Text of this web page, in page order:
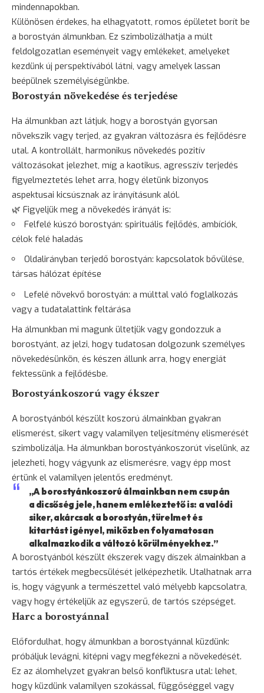
mindennapokban.
Különösen érdekes, ha elhagyatott, romos épületet borít be
a borostyán álmunkban. Ez szimbolizálhatja a múlt
feldolgozatlan eseményeit vagy emlékeket, amelyeket
kezdünk új perspektívából látni, vagy amelyek lassan
beépülnek személyiségünkbe.
Borostyán növekedése és terjedése
Ha álmunkban azt látjuk, hogy a borostyán gyorsan
növekszik vagy terjed, az gyakran változásra és fejlődésre
utal. A kontrollált, harmonikus növekedés pozitív
változásokat jelezhet, míg a kaotikus, agresszív terjedés
figyelmeztetés lehet arra, hogy életünk bizonyos
aspektusai kicsúsznak az irányításunk alól.
🌿 Figyeljük meg a növekedés irányát is:
Felfelé kúszó borostyán: spirituális fejlődés, ambíciók,
célok felé haladás
Oldalirányban terjedő borostyán: kapcsolatok bővülése,
társas hálózat építése
Lefelé növekvő borostyán: a múlttal való foglalkozás
vagy a tudatalattink feltárása
Ha álmunkban mi magunk ültetjük vagy gondozzuk a
borostyánt, az jelzi, hogy tudatosan dolgozunk személyes
növekedésünkön, és készen állunk arra, hogy energiát
fektessünk a fejlődésbe.
Borostyánkoszorú vagy ékszer
A borostyánból készült koszorú álmainkban gyakran
elismerést, sikert vagy valamilyen teljesítmény elismerését
szimbolizálja. Ha álmunkban borostyánkoszorút viselünk, az
jelezheti, hogy vágyunk az elismerésre, vagy épp most
értünk el valamilyen jelentős eredményt.
„A borostyánkoszorú álmainkban nem csupán
a dicsőség jele, hanem emlékeztető is: a valódi
siker, akárcsak a borostyán, türelmet és
kitartást igényel, miközben folyamatosan
alkalmazkodik a változó körülményekhez.”
A borostyánból készült ékszerek vagy díszek álmainkban a
tartós értékek megbecsülését jelképezhetik. Utalhatnak arra
is, hogy vágyunk a természettel való mélyebb kapcsolatra,
vagy hogy értékeljük az egyszerű, de tartós szépséget.
Harc a borostyánnal
Előfordulhat, hogy álmunkban a borostyánnal küzdünk:
próbáljuk levágni, kitépni vagy megfékezni a növekedését.
Ez az álomhelyzet gyakran belső konfliktusra utal: lehet,
hogy küzdünk valamilyen szokással, függőséggel vagy